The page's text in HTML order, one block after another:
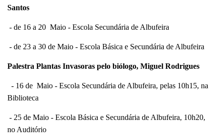
Santos
- de 16 a 20 Maio - Escola Secundária de Albufeira
- de 23 a 30 de Maio - Escola Básica e Secundária de Albufeira
Palestra Plantas Invasoras pelo biólogo, Miguel Rodrigues
- 16 de Maio - Escola Secundária de Albufeira, pelas 10h15, na
Biblioteca
- 25 de Maio - Escola Básica e Secundária de Albufeira, 10h20,
no Auditório